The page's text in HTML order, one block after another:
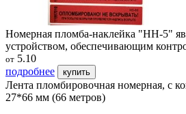
Номерная пломба-наклейка "НН-5"
устройством, обеспечивающим
от 5.10
подробнее
купить
Лента пломбировочная номерная, с
27*66 мм (66 метров)